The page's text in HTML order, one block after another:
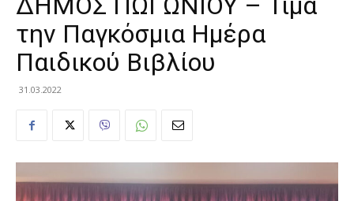
την Παγκόσμια Ημέρα
Παιδικού Βιβλίου
31.03.2022